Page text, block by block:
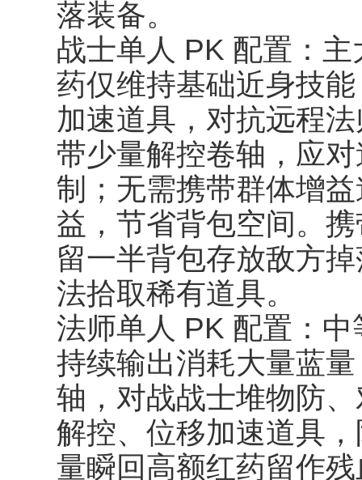
落装备。
战士单人 PK 配置：
药仅维持基础近身技
加速道具，对抗远程
带少量解控卷轴，应
制；无需携带群体增
益，节省背包空间。
留一半背包存放敌方
法拾取稀有道具。
法师单人 PK 配置：
持续输出消耗大量蓝
轴，对战战士堆物防
解控、位移加速道具
量瞬回高额红药留作